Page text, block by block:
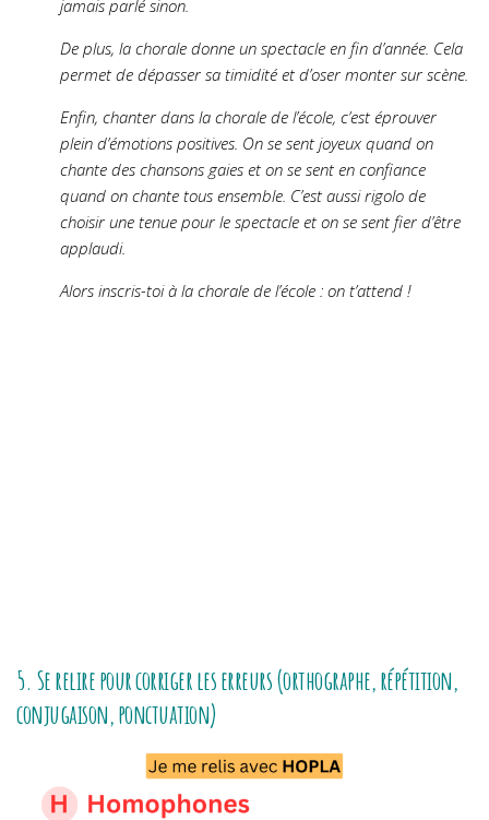
jamais parlé sinon.
De plus, la chorale donne un spectacle en fin d’année. Cela
permet de dépasser sa timidité et d’oser monter sur scène.
Enfin, chanter dans la chorale de l’école, c’est éprouver
plein d’émotions positives. On se sent joyeux quand on
chante des chansons gaies et on se sent en confiance
quand on chante tous ensemble. C’est aussi rigolo de
choisir une tenue pour le spectacle et on se sent fier d’être
applaudi.
Alors inscris-toi à la chorale de l’école : on t’attend !
5. Se relire pour corriger les erreurs (orthographe, répétition,
conjugaison, ponctuation)